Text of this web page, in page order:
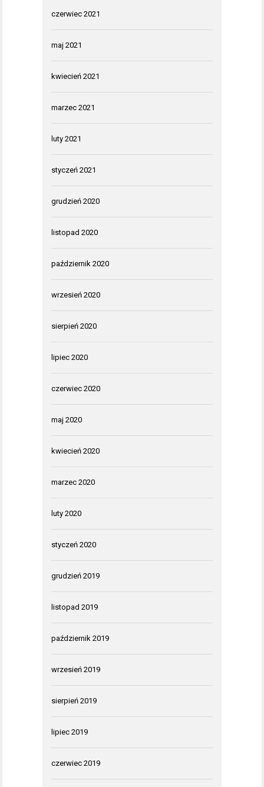
czerwiec 2021
maj 2021
kwiecień 2021
marzec 2021
luty 2021
styczeń 2021
grudzień 2020
listopad 2020
październik 2020
wrzesień 2020
sierpień 2020
lipiec 2020
czerwiec 2020
maj 2020
kwiecień 2020
marzec 2020
luty 2020
styczeń 2020
grudzień 2019
listopad 2019
październik 2019
wrzesień 2019
sierpień 2019
lipiec 2019
czerwiec 2019